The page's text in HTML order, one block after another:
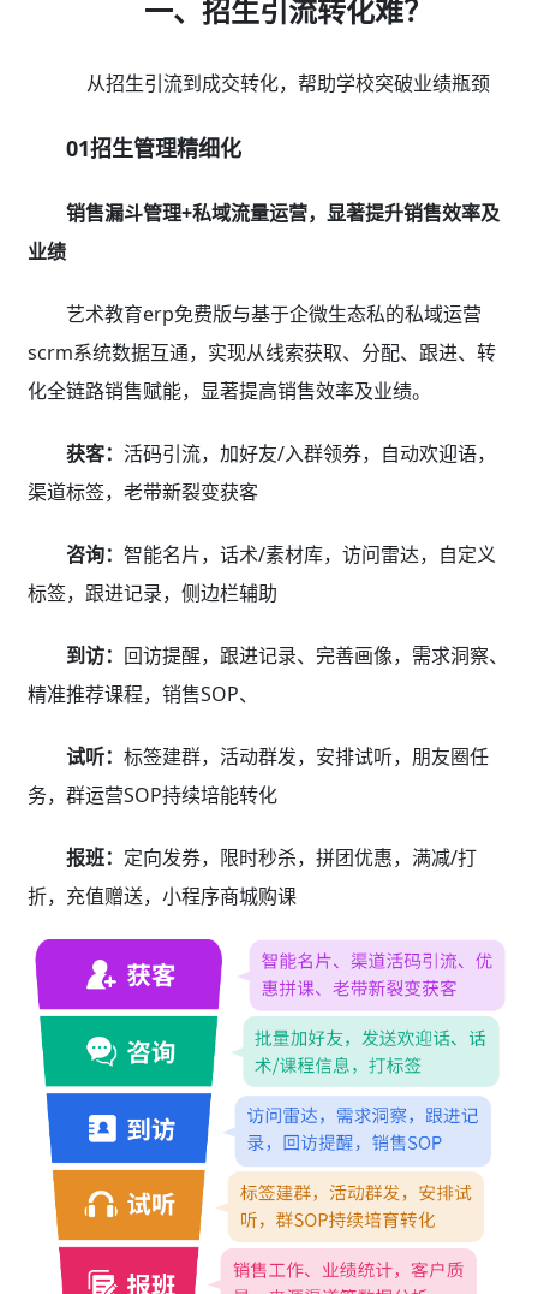
一、招生引流转化难？
从招生引流到成交转化，帮助学校突破业绩瓶颈
01招生管理精细化
销售漏斗管理+私域流量运营，显著提升销售效率及
业绩
艺术教育erp免费版与基于企微生态私的私域运营
scrm系统数据互通，实现从线索获取、分配、跟进、转
化全链路销售赋能，显著提高销售效率及业绩。
获客： 活码引流，加好友/入群领券，自动欢迎语，
渠道标签，老带新裂变获客
咨询： 智能名片，话术/素材库，访问雷达，自定义
标签，跟进记录，侧边栏辅助
到访： 回访提醒，跟进记录、完善画像，需求洞察、
精准推荐课程，销售SOP、
试听： 标签建群，活动群发，安排试听，朋友圈任
务，群运营SOP持续培能转化
报班： 定向发券，限时秒杀，拼团优惠，满减/打
折，充值赠送，小程序商城购课